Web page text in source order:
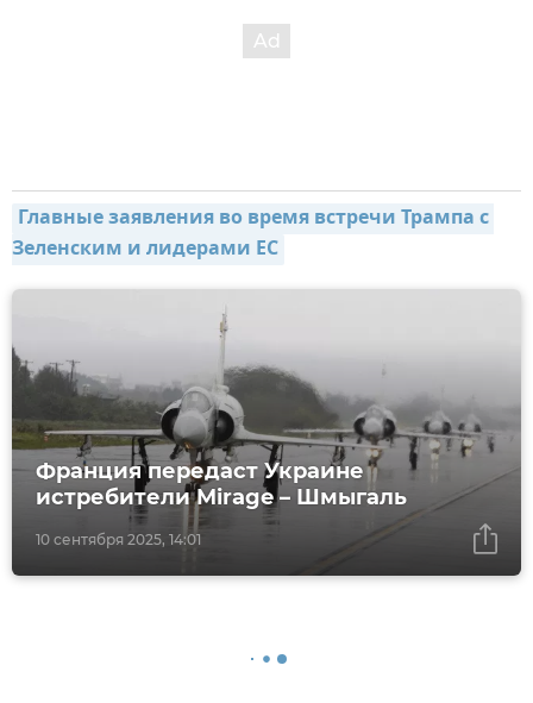
Главные заявления во время встречи Трампа с
Зеленским и лидерами ЕС
10 сентября 2025, 14:01
Франция передаст Украине
истребители Mirage – Шмыгаль